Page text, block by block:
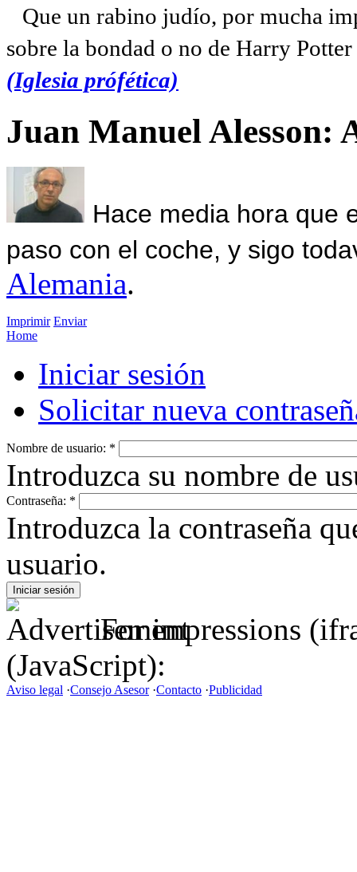
Que un rabino judío, por mucha
sobre la bondad o no de Harry
(Iglesia prófética)
Juan Manuel Alesson:
Hace media hora que
paso con el coche, y sigo
Alemania.
Imprimir Enviar
Home
Iniciar sesión
Solicitar nueva
Nombre de usuario: *
Introduzca su nombre de
Contraseña: *
Introduzca la contraseña
usuario.
For impressions
(JavaScript):
Aviso legal ·Consejo Asesor·Contacto ·Publicidad